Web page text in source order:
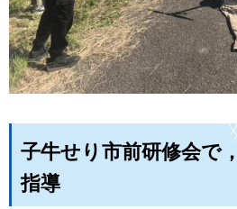
子牛せり市前研修会で
指導